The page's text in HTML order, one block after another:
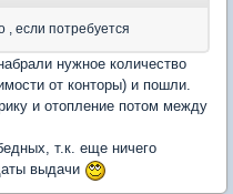
, если потребуется
нужное количество
от конторы) и пошли.
и отопление потом между
т.к. еще ничего
выдачи